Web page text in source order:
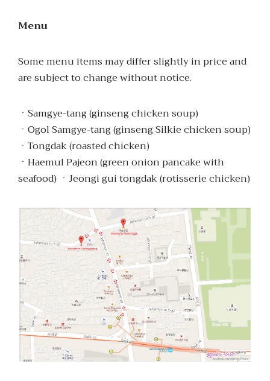
Menu
Some menu items may differ slightly in price and
are subject to change without notice.
ㆍSamgye-tang (ginseng chicken soup)
ㆍOgol Samgye-tang (ginseng Silkie chicken soup)
ㆍTongdak (roasted chicken)
ㆍHaemul Pajeon (green onion pancake with
seafood) ㆍJeongi gui tongdak (rotisserie chicken)